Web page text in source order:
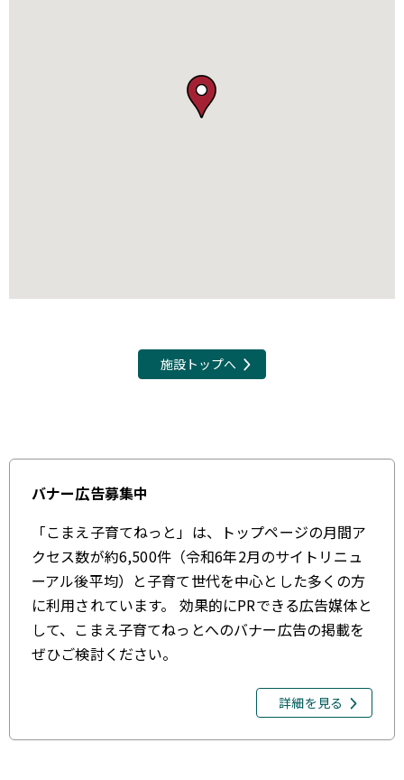
施設トップへ
バナー広告募集中
「こまえ子育てねっと」は、トップページの月間ア
クセス数が約6,500件（令和6年2月のサイトリニュ
ーアル後平均）と子育て世代を中心とした多くの方
に利用されています。 効果的にPRできる広告媒体と
して、こまえ子育てねっとへのバナー広告の掲載を
ぜひご検討ください。
詳細を見る